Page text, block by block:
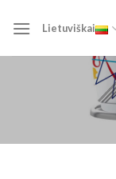
Lietuviškai